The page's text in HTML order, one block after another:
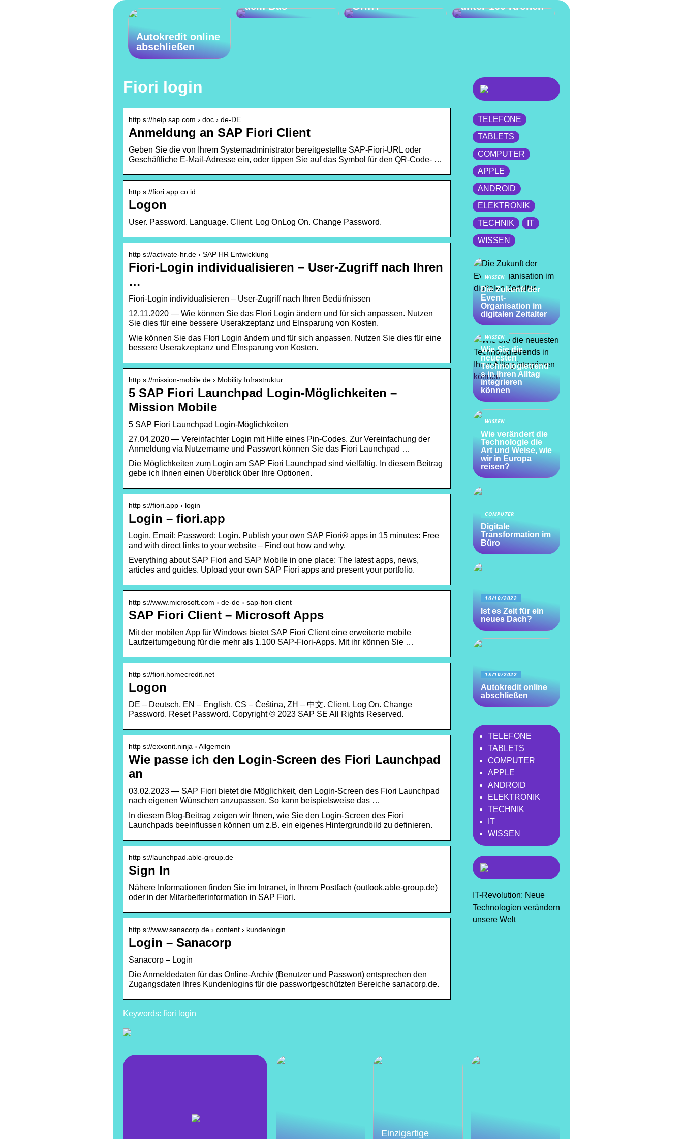
Autokredit online
abschließen
dem Bus
Griff?
unter 100 Kronen
Fiori login
http s://help.sap.com › doc › de-DE
Anmeldung an SAP Fiori Client
Geben Sie die von Ihrem Systemadministrator bereitgestellte SAP-Fiori-URL oder
Geschäftliche E-Mail-Adresse ein, oder tippen Sie auf das Symbol für den QR-Code- …
http s://fiori.app.co.id
Logon
User. Password. Language. Client. Log OnLog On. Change Password.
http s://activate-hr.de › SAP HR Entwicklung
Fiori-Login individualisieren – User-Zugriff nach Ihren
…
Fiori-Login individualisieren – User-Zugriff nach Ihren Bedürfnissen
12.11.2020 — Wie können Sie das FIori Login ändern und für sich anpassen. Nutzen
Sie dies für eine bessere Userakzeptanz und EInsparung von Kosten.
Wie können Sie das FIori Login ändern und für sich anpassen. Nutzen Sie dies für eine
bessere Userakzeptanz und EInsparung von Kosten.
http s://mission-mobile.de › Mobility Infrastruktur
5 SAP Fiori Launchpad Login-Möglichkeiten –
Mission Mobile
5 SAP Fiori Launchpad Login-Möglichkeiten
27.04.2020 — Vereinfachter Login mit Hilfe eines Pin-Codes. Zur Vereinfachung der
Anmeldung via Nutzername und Passwort können Sie das Fiori Launchpad …
Die Möglichkeiten zum Login am SAP Fiori Launchpad sind vielfältig. In diesem Beitrag
gebe ich Ihnen einen Überblick über Ihre Optionen.
http s://fiori.app › login
Login – fiori.app
Login. Email: Password: Login. Publish your own SAP Fiori® apps in 15 minutes: Free
and with direct links to your website – Find out how and why.
Everything about SAP Fiori and SAP Mobile in one place: The latest apps, news,
articles and guides. Upload your own SAP Fiori apps and present your portfolio.
http s://www.microsoft.com › de-de › sap-fiori-client
SAP Fiori Client – Microsoft Apps
Mit der mobilen App für Windows bietet SAP Fiori Client eine erweiterte mobile
Laufzeitumgebung für die mehr als 1.100 SAP-Fiori-Apps. Mit ihr können Sie …
http s://fiori.homecredit.net
Logon
DE – Deutsch, EN – English, CS – Čeština, ZH – 中文. Client. Log On. Change
Password. Reset Password. Copyright © 2023 SAP SE All Rights Reserved.
http s://exxonit.ninja › Allgemein
Wie passe ich den Login-Screen des Fiori Launchpad
an
03.02.2023 — SAP Fiori bietet die Möglichkeit, den Login-Screen des Fiori Launchpad
nach eigenen Wünschen anzupassen. So kann beispielsweise das …
In diesem Blog-Beitrag zeigen wir Ihnen, wie Sie den Login-Screen des Fiori
Launchpads beeinflussen können um z.B. ein eigenes Hintergrundbild zu definieren.
http s://launchpad.able-group.de
Sign In
Nähere Informationen finden Sie im Intranet, in Ihrem Postfach (outlook.able-group.de)
oder in der Mitarbeiterinformation in SAP Fiori.
http s://www.sanacorp.de › content › kundenlogin
Login – Sanacorp
Sanacorp – Login
Die Anmeldedaten für das Online-Archiv (Benutzer und Passwort) entsprechen den
Zugangsdaten Ihres Kundenlogins für die passwortgeschützten Bereiche sanacorp.de.
Keywords: fiori login
TELEFONE
TABLETS
COMPUTER
APPLE
ANDROID
ELEKTRONIK
TECHNIK
IT
WISSEN
WISSEN
Die Zukunft der
Event-
Organisation im
digitalen Zeitalter
WISSEN
Wie Sie die
neuesten
Technologietrend
s in Ihren Alltag
integrieren
können
WISSEN
Wie verändert die
Technologie die
Art und Weise, wie
wir in Europa
reisen?
COMPUTER
Digitale
Transformation im
Büro
16/10/2022
Ist es Zeit für ein
neues Dach?
15/10/2022
Autokredit online
abschließen
TELEFONE
TABLETS
COMPUTER
APPLE
ANDROID
ELEKTRONIK
TECHNIK
IT
WISSEN
IT-Revolution: Neue
Technologien verändern
unsere Welt
Einzigartige